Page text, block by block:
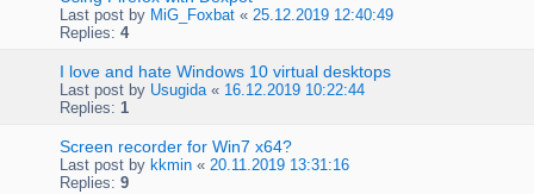
Last post by MiG_Foxbat « 25.12.2019 12:40:49
Replies: 4
I love and hate Windows 10 virtual desktops
Last post by Usugida« 16.12.2019 10:22:44
Replies: 1
Screen recorder for Win7 x64?
Last post by kkmin « 20.11.2019 13:31:16
Replies: 9